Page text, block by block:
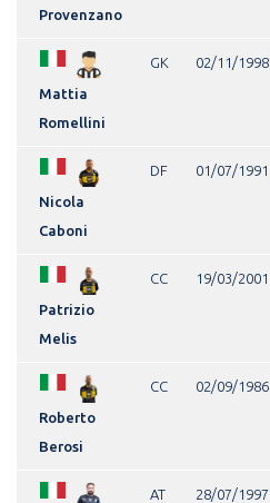
Provenzano
Mattia
Romellini
GK 02/11/1998
Nicola
Caboni
DF 01/07/1991
Patrizio
Melis
CC 19/03/2001
Roberto
Berosi
CC 02/09/1986
AT 28/07/1997